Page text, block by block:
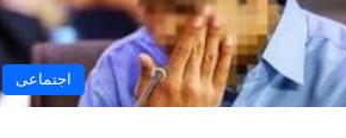
اجتماعی